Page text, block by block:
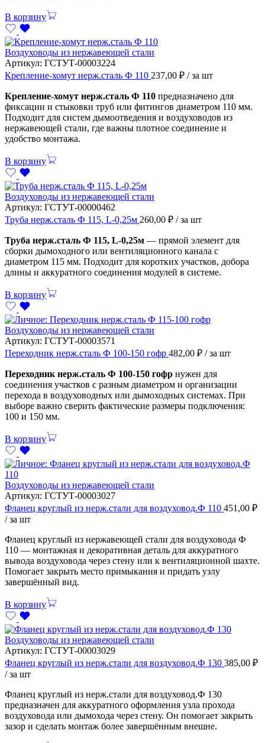
В корзину
Воздуховоды из нержавеющей стали
Артикул: ГСТУТ-00003224
Крепление-хомут нерж.сталь Ф 110 237,00 ₽ / за шт
Крепление-хомут нерж.сталь Ф 110 предназначено для
фиксации и стыковки труб или фитингов диаметром 110 мм.
Подходит для систем дымоотведения и воздуховодов из
нержавеющей стали, где важны плотное соединение и
удобство монтажа.
В корзину
Воздуховоды из нержавеющей стали
Артикул: ГСТУТ-00000462
Труба нерж.сталь Ф 115, L-0,25м 260,00 ₽ / за шт
Труба нерж.сталь Ф 115, L-0,25м — прямой элемент для
сборки дымоходного или вентиляционного канала с
диаметром 115 мм. Подходит для коротких участков, добора
длины и аккуратного соединения модулей в системе.
В корзину
Воздуховоды из нержавеющей стали
Артикул: ГСТУТ-00003571
Переходник нерж.сталь Ф 100-150 гофр 482,00 ₽ / за шт
Переходник нерж.сталь Ф 100-150 гофр нужен для
соединения участков с разным диаметром и организации
перехода в воздуховодных или дымоходных системах. При
выборе важно сверить фактические размеры подключения:
100 и 150 мм.
В корзину
Воздуховоды из нержавеющей стали
Артикул: ГСТУТ-00003027
Фланец круглый из нерж.стали для воздуховод.Ф 110 451,00 ₽
/ за шт
Фланец круглый из нержавеющей стали для воздуховода Ф
110 — монтажная и декоративная деталь для аккуратного
вывода воздуховода через стену или к вентиляционной шахте.
Помогает закрыть место примыкания и придать узлу
завершённый вид.
В корзину
Воздуховоды из нержавеющей стали
Артикул: ГСТУТ-00003029
Фланец круглый из нерж.стали для воздуховод.Ф 130 385,00 ₽
/ за шт
Фланец круглый из нерж.стали для воздуховод.Ф 130
предназначен для аккуратного оформления узла прохода
воздуховода или дымохода через стену. Он помогает закрыть
зазор и сделать монтаж более завершённым внешне.